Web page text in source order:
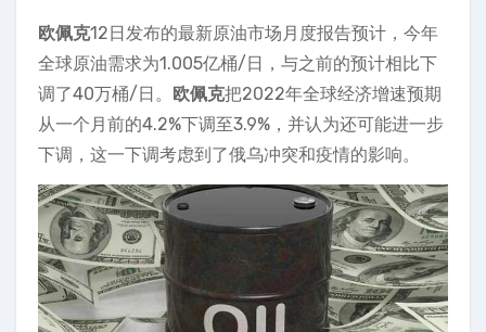
欧佩克12日发布的最新原油市场月度报告预计，今年
全球原油需求为1.005亿桶/日，与之前的预计相比下
调了40万桶/日。 欧佩克把2022年全球经济增速预期
从一个月前的4.2%下调至3.9%，并认为还可能进一步
下调，这一下调考虑到了俄乌冲突和疫情的影响。